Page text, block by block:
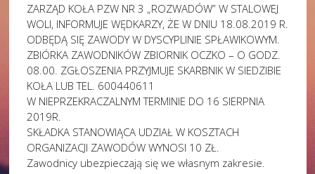
ZARZĄD KOŁA PZW NR 3 „ROZWADÓW” W STALOWEJ
WOLI, INFORMUJE WĘDKARZY, ŻE W DNIU 18.08.2019 R.
ODBĘDĄ SIĘ ZAWODY W DYSCYPLINIE SPŁAWIKOWYM.
ZBIÓRKA ZAWODNIKÓW ZBIORNIK OCZKO – O GODZ.
08.00. ZGŁOSZENIA PRZYJMUJE SKARBNIK W SIEDZIBIE
KOŁA LUB TEL. 600440611
W NIEPRZEKRACZALNYM TERMINIE DO 16 SIERPNIA
2019R.
SKŁADKA STANOWIĄCA UDZIAŁ W KOSZTACH
ORGANIZACJI ZAWODÓW WYNOSI 10 ZŁ.
Zawodnicy ubezpieczają się we własnym zakresie.